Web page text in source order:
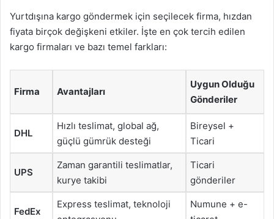
Yurtdışına kargo göndermek için seçilecek firma, hızdan
fiyata birçok değişkeni etkiler. İşte en çok tercih edilen
kargo firmaları ve bazı temel farkları:
Firma Avantajları
Uygun Olduğu
Gönderiler
DHL
Hızlı teslimat, global ağ,
güçlü gümrük desteği
Bireysel +
Ticari
UPS
Zaman garantili teslimatlar,
kurye takibi
Ticari
gönderiler
FedEx
Express teslimat, teknoloji
Numune + e-